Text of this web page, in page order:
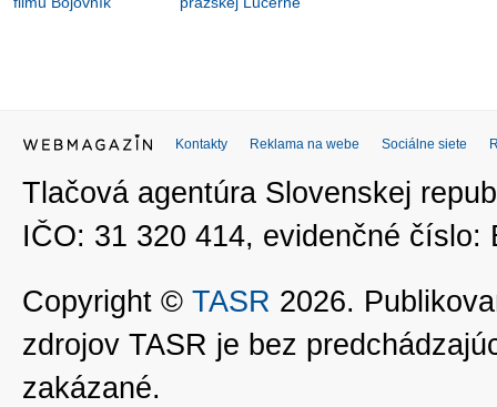
Kontakty Reklama na webe Sociálne siete
Tlačová agentúra Slovenskej
IČO: 31 320 414, evidenčné číslo:
Copyright © TASR 2026.
zdrojov TASR je bez
zakázané.